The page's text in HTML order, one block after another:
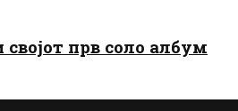
прв соло албум